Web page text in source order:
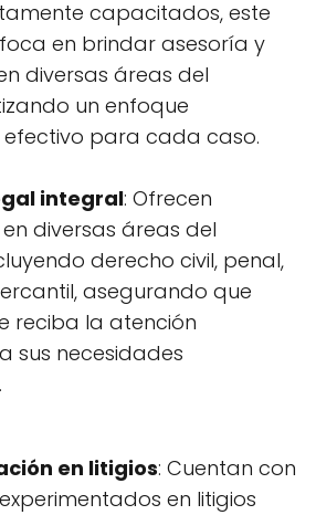
capacitados, este
en brindar asesoría y
diversas áreas del
un enfoque
para cada caso.
integral: Ofrecen
diversas áreas del
derecho civil, penal,
asegurando que
reciba la atención
sus necesidades
en litigios: Cuentan con
en litigios